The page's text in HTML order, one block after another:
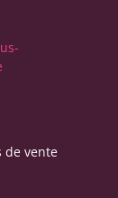
de vente